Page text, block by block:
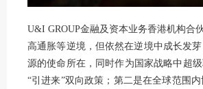
U&I GROUP金融及资本业务香港机构合
高通胀等逆境，但依然在逆境中成长发
源的使命所在，同时作为国家战略中超
“引进来”双向政策；第二是在全球范围